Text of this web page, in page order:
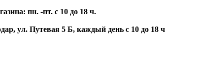
пн. -пт. с 10 до 18 ч.
ул. Путевая 5 Б, каждый день с 10 до 18 ч